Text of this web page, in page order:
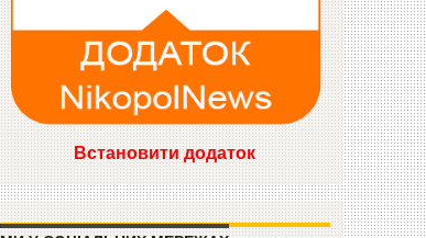
Встановити додаток